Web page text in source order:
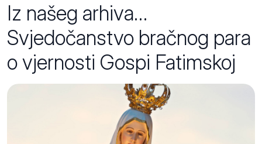
Iz našeg arhiva…
Svjedočanstvo bračnog para
o vjernosti Gospi Fatimskoj